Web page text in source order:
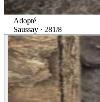
Adopté
Saussay · 281/8